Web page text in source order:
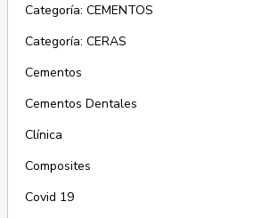
Categoría: CEMENTOS
Categoría: CERAS
Cementos
Cementos Dentales
Clínica
Composites
Covid 19